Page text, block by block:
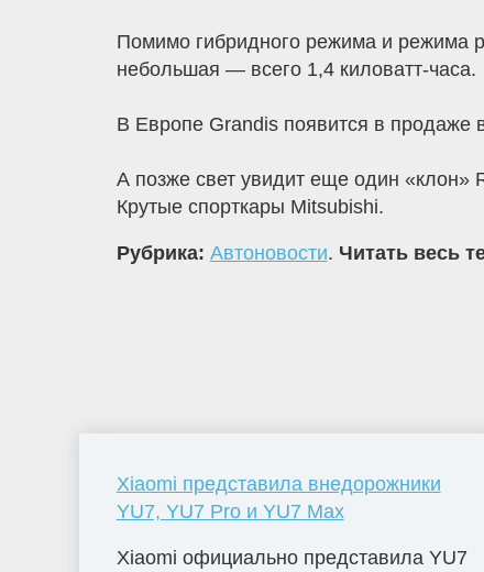
Помимо гибридного режима и режима
небольшая — всего 1,4 киловатт-часа.
В Европе Grandis появится в продаже
А позже свет увидит еще один «клон»
Крутые спорткары Mitsubishi.
Рубрика: Автоновости. Читать весь
Xiaomi представила внедорожники
YU7, YU7 Pro и YU7 Max
Xiaomi официально представила YU7